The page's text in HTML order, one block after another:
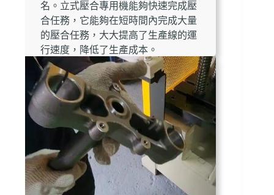
名。立式壓合專用機能夠快速完成壓
合任務，它能夠在短時間內完成大量
的壓合任務，大大提高了生產線的運
行速度，降低了生產成本。